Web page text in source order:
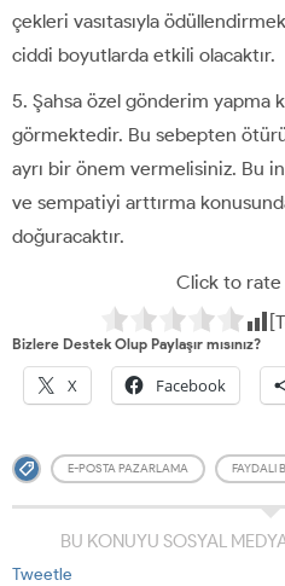
çekleri vasıtasıyla
ciddi boyutlarda etkili olacaktır.
5. Şahsa özel gönderim yapma
görmektedir. Bu sebepten
ayrı bir önem vermelisiniz. Bu
ve sempatiyi arttırma
doğuracaktır.
Click to
Bizlere Destek Olup Paylaşır mısınız?
X Facebook
E-POSTA PAZARLAMA FAYDALI
BU KONUYU SOSYAL
Tweetle